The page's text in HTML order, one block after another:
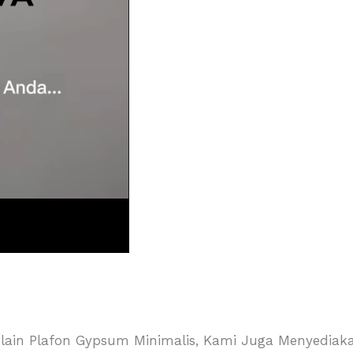
Plafon Gypsum Minimalis, Kami Juga